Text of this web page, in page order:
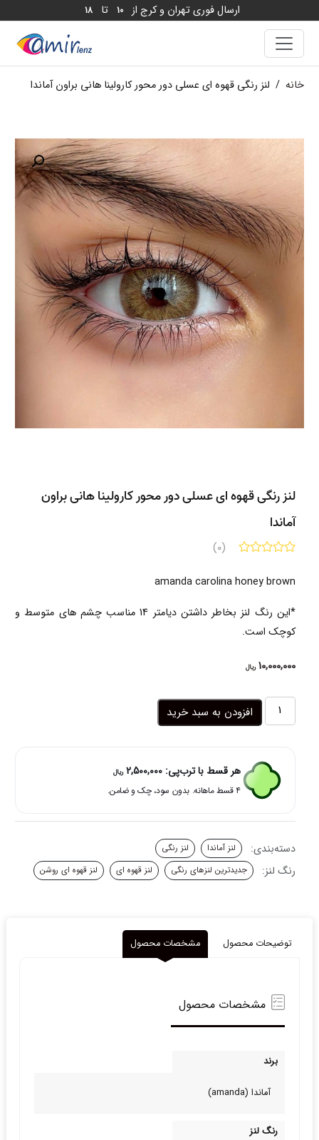
ارسال فوری تهران و کرج از 10 تا 18
خانه / لنز رنگی قهوه ای عسلی دور محور کارولینا هانی براون آماندا
لنز رنگی قهوه ای عسلی دور محور کارولینا هانی براون
آماندا
(0)
amanda carolina honey brown
*این رنگ لنز بخاطر داشتن دیامتر 14 مناسب چشم های متوسط و
کوچک است.
10,000,000 ریال
لنز
رنگی
عسلی
محور
هانی
آماندا
عدد
افزودن به سبد خرید
هر قسط با ترب‌پی: 2,500,000 ریال
۴ قسط ماهانه. بدون سود، چک و ضامن.
دسته‌بندی: لنز آماندا لنز رنگی
رنگ لنز: جدیدترین لنزهای رنگی لنز قهوه ای لنز قهوه ای روشن
توضیحات محصول مشخصات محصول
مشخصات محصول
برند
آماندا (amanda)
رنگ لنز